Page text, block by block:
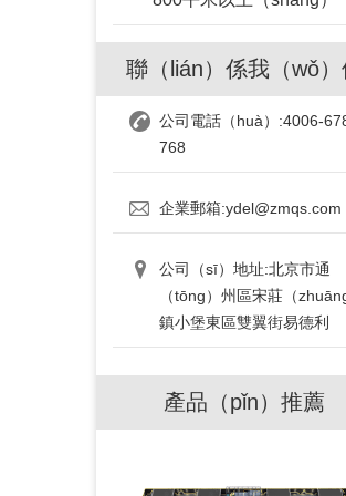
聯（lián）係我（wǒ）
公司電話（huà）:4006-
768
企業郵箱:ydel@zmqs.com
公司（sī）地址:北京市通
（tōng）州區宋莊（zhuāng
鎮小堡東區雙翼街易德利
產品（pǐn）推薦